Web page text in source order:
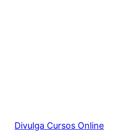
Divulga Cursos Online